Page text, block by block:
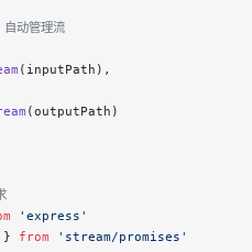
动管理流
(inputPath),
(outputPath)
'express'
} from 'stream/promises'